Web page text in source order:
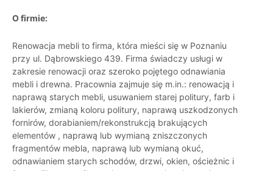
O firmie:
Renowacja mebli to firma, która mieści się w Poznaniu
przy ul. Dąbrowskiego 439. Firma świadczy usługi w
zakresie renowacji oraz szeroko pojętego odnawiania
mebli i drewna. Pracownia zajmuje się m.in.: renowacją i
naprawą starych mebli, usuwaniem starej politury, farb i
lakierów, zmianą koloru politury, naprawą uszkodzonych
fornirów, dorabianiem/rekonstrukcją brakujących
elementów , naprawą lub wymianą zniszczonych
fragmentów mebla, naprawą lub wymianą okuć,
odnawianiem starych schodów, drzwi, okien, ościeżnic i